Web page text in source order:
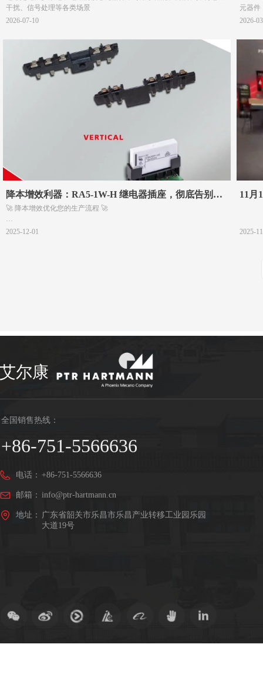
干扰、信号处理等各类场景
2026-07-10
元器件
2026-
降本增效利器：RA5-1W-H 继电器插座，彻底告别
PCB 继电器手动组装
🚀 降本增效优化您的生产流程 🚀
PCB工业插入式继电器通常需要额外的步骤：回流焊后，必须手动插入
2025-12-01
11月
2025-
电话： +86-751-5566636
邮箱： info@ptr-hartmann.cn
地址： 广东省韶关市乐昌市乐昌产业转移工业园乐园
大道19号
全国销售热线：
+86-751-5566636
艾尔康